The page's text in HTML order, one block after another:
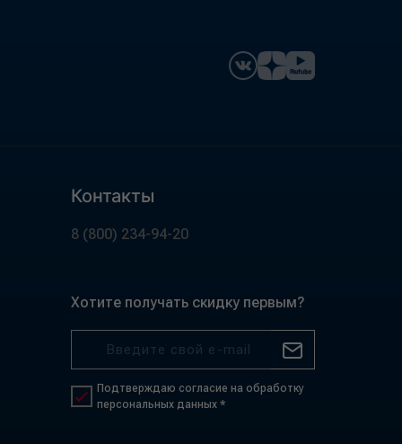
Контакты
8 (800) 234-94-20
Хотите получать скидку первым?
Подтверждаю согласие на обработку
персональных данных *